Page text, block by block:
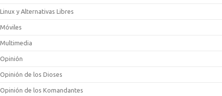
Linux y Alternativas Libres
Móviles
Multimedia
Opinión
Opinión de los Dioses
Opinión de los Komandantes